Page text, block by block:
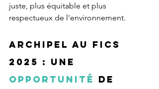
juste, plus équitable et plus
respectueux de l'environnement.
ARCHIPEL au FiCS
2025 : une
opportunité de